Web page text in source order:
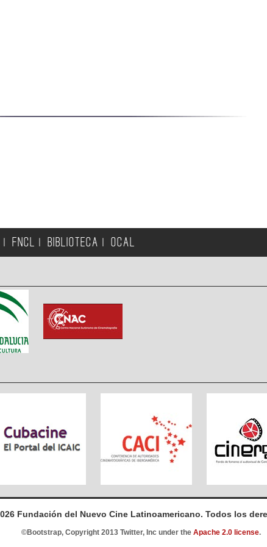
FNCL BIBLIOTECA OCAL
Fundación del Nuevo Cine Latinoamericano. Todos los
©Bootstrap, Copyright 2013 Twitter, Inc under the Apache 2.0 license.